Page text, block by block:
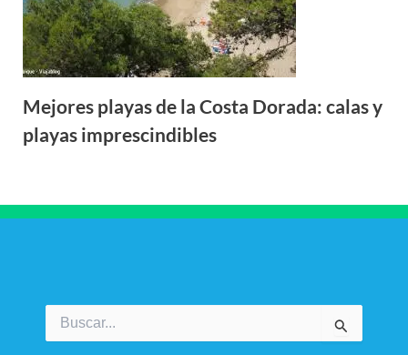
Mejores playas de la Costa Dorada: calas y
playas imprescindibles
por: